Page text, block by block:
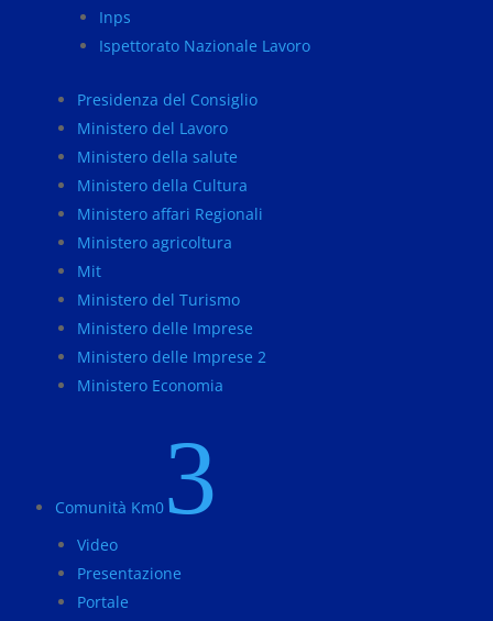
Inps
Ispettorato Nazionale Lavoro
Presidenza del Consiglio
Ministero del Lavoro
Ministero della salute
Ministero della Cultura
Ministero affari Regionali
Ministero agricoltura
Mit
Ministero del Turismo
Ministero delle Imprese
Ministero delle Imprese 2
Ministero Economia
Comunità Km0 3
Video
Presentazione
Portale